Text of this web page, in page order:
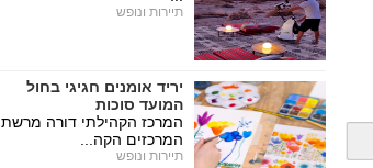
תיירות ונופש
יריד אומנים חגיגי בחול
המועד סוכות
המרכז הקהילתי דורה מרשת
המרכזים הקה...
תיירות ונופש